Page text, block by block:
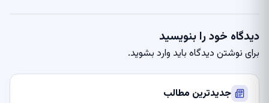
دیدگاه خود را بنویسید
برای نوشتن دیدگاه باید وارد بشوید.
جدیدترین مطالب